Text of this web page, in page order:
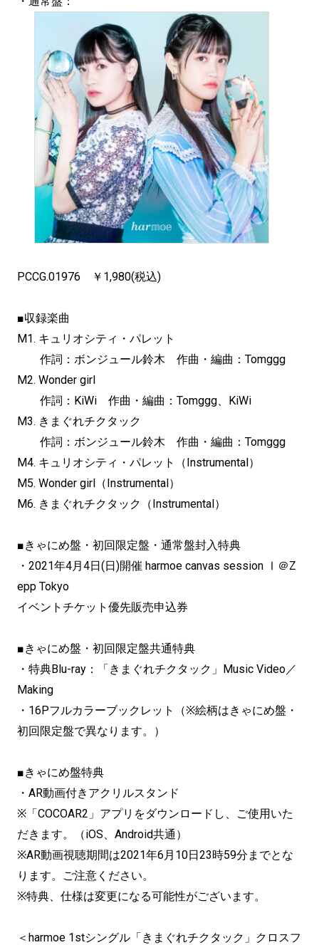
PCCG.01976 ￥1,980(税込)
■収録楽曲
M1. キュリオシティ・パレット
作詞：ボンジュール鈴木 作曲・編曲：Tomggg
M2. Wonder girl
作詞：KiWi 作曲・編曲：Tomggg、KiWi
M3. きまぐれチクタック
作詞：ボンジュール鈴木 作曲・編曲：Tomggg
M4. キュリオシティ・パレット（Instrumental）
M5. Wonder girl（Instrumental）
M6. きまぐれチクタック（Instrumental）
■きゃにめ盤・初回限定盤・通常盤封入特典
・2021年4月4日(日)開催 harmoe canvas session Ⅰ＠Z
epp Tokyo
イベントチケット優先販売申込券
■きゃにめ盤・初回限定盤共通特典
・特典Blu-ray：「きまぐれチクタック」Music Video／
Making
・16Pフルカラーブックレット（※絵柄はきゃにめ盤・
初回限定盤で異なります。）
■きゃにめ盤特典
・AR動画付きアクリルスタンド
※「COCOAR2」アプリをダウンロードし、ご使用いた
だきます。（iOS、Android共通）
※AR動画視聴期間は2021年6月10日23時59分までとな
ります。ご注意ください。
※特典、仕様は変更になる可能性がございます。
＜ harmoe 1stシングル「きまぐれチクタック」クロスフ